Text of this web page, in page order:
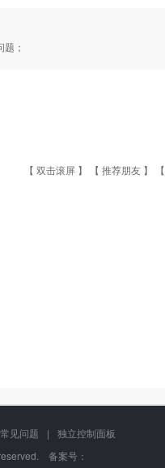
；
【 双击滚屏 】 【 推荐朋友 】 【
常见问题 |
独立控制面板
备案号：